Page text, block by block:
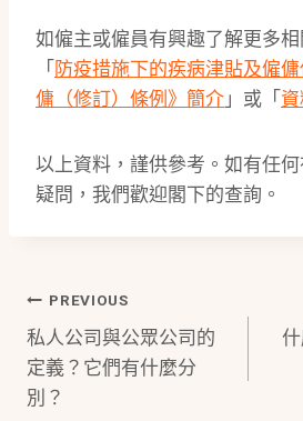
如僱主或僱員有興趣了解更多
「 防疫措施下的疾病津貼及僱
傭（修訂）條例》簡介 」或「
以上資料，謹供參考。如有任
疑問，我們歡迎閣下的查詢。
Post
Navigation
PREVIOUS
私人公司與公眾公司的
定義？它們有什麼分
別？